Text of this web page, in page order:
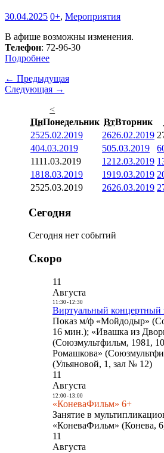
30.04.2025 0+, Мероприятия
В афише возможны изменения.
Телефон: 72-96-30
Подробнее
← Предыдущая
Следующая →
<
ПнПонедельник ВтВторник
2525.02.2019 2626.02.2019
404.03.2019 505.03.2019 6
1111.03.2019 1212.03.2019
1818.03.2019 1919.03.2019
2525.03.2019 2626.03.2019
Сегодня
Сегодня нет событий
Скоро
11
Августа
11:30- 12:30
Виртуальный концертный
Показ м/ф «Мойдодыр»
16 мин.); «Ивашка из
(Союзмультфильм, 1981,
Ромашкова»
(Ульяновой, 1, зал № 12)
11
Августа
12:00- 13:00
«КоневаФильм» 6+
Занятие в
«КоневаФильм» (Конева,
11
Августа